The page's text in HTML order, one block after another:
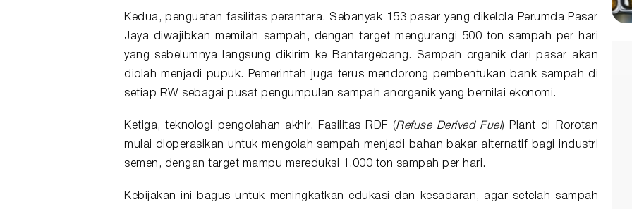
Kedua, penguatan fasilitas perantara. Sebanyak 153 pasar yang dikelola Perumda Pasar
Jaya diwajibkan memilah sampah, dengan target mengurangi 500 ton sampah per hari
yang sebelumnya langsung dikirim ke Bantargebang. Sampah organik dari pasar akan
diolah menjadi pupuk. Pemerintah juga terus mendorong pembentukan bank sampah di
setiap RW sebagai pusat pengumpulan sampah anorganik yang bernilai ekonomi.
Ketiga, teknologi pengolahan akhir. Fasilitas RDF (Refuse Derived Fuel) Plant di Rorotan
mulai dioperasikan untuk mengolah sampah menjadi bahan bakar alternatif bagi industri
semen, dengan target mampu mereduksi 1.000 ton sampah per hari.
Kebijakan ini bagus untuk meningkatkan edukasi dan kesadaran, agar setelah sampah